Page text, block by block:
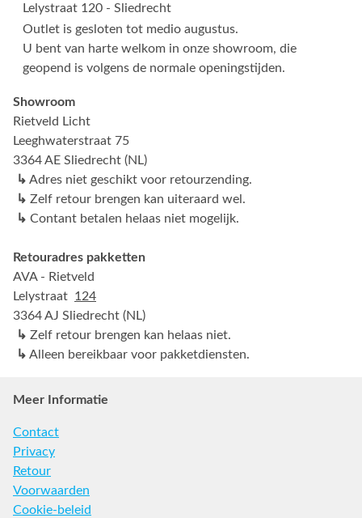
Lelystraat 120 - Sliedrecht
Outlet is gesloten tot medio augustus.
U bent van harte welkom in onze showroom, die
geopend is volgens de normale openingstijden.
Showroom
Rietveld Licht
Leeghwaterstraat 75
3364 AE Sliedrecht (NL)
↳ Adres niet geschikt voor retourzending.
↳ Zelf retour brengen kan uiteraard wel.
↳ Contant betalen helaas niet mogelijk.
Retouradres pakketten
AVA - Rietveld
Lelystraat 124
3364 AJ Sliedrecht (NL)
↳ Zelf retour brengen kan helaas niet.
↳ Alleen bereikbaar voor pakketdiensten.
Meer Informatie
Contact
Privacy
Retour
Voorwaarden
Cookie-beleid